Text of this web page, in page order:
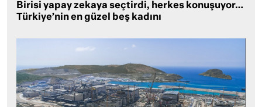
Birisi yapay zekaya seçtirdi, herkes konuşuyor…
Türkiye’nin en güzel beş kadını